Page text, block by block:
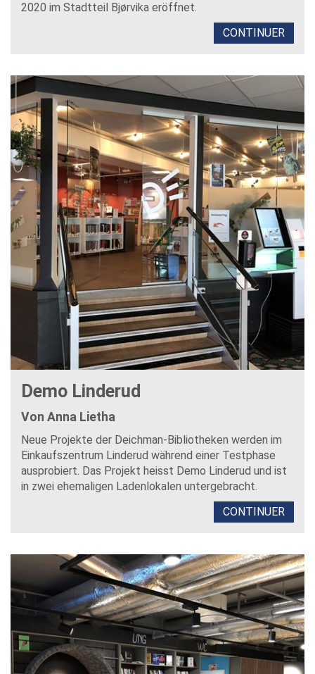
2020 im Stadtteil Bjørvika eröffnet.
CONTINUER
Demo Linderud
Von Anna Lietha
Neue Projekte der Deichman-Bibliotheken werden im
Einkaufszentrum Linderud während einer Testphase
ausprobiert. Das Projekt heisst Demo Linderud und ist
in zwei ehemaligen Ladenlokalen untergebracht.
CONTINUER